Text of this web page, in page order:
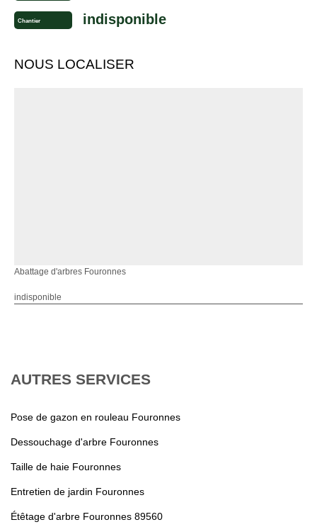
Chantier indisponible
NOUS LOCALISER
Abattage d'arbres Fouronnes
indisponible
AUTRES SERVICES
Pose de gazon en rouleau Fouronnes
Dessouchage d'arbre Fouronnes
Taille de haie Fouronnes
Entretien de jardin Fouronnes
Étêtage d'arbre Fouronnes 89560